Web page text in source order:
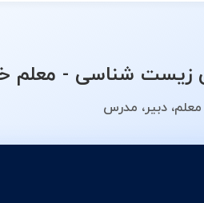
شناسی - معلم
دبیر، مدرس